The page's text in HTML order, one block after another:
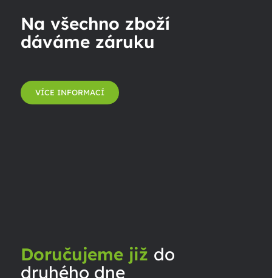
Na všechno zboží
dáváme záruku
VÍCE INFORMACÍ
Doručujeme již do
druhého dne